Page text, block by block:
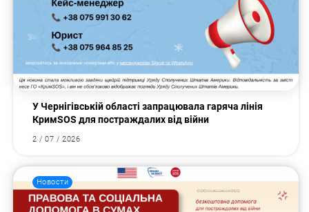
У Чернігівській області запрацювала гаряча лінія
КримSOS для постраждалих від війни
2 / 07 / 2026
Новости